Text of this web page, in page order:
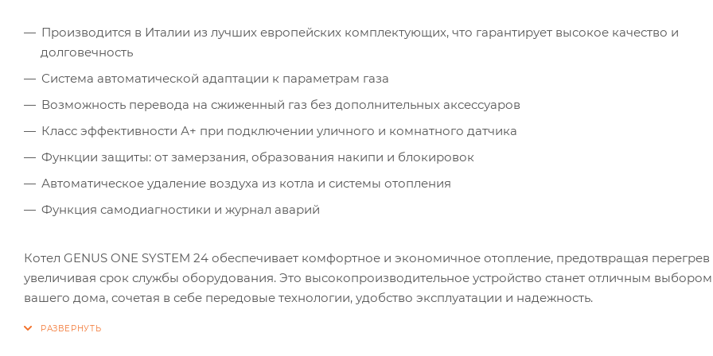
Производится в Италии из лучших европейских комплектующих, что гарантирует высокое качество и
долговечность
Система автоматической адаптации к параметрам газа
Возможность перевода на сжиженный газ без дополнительных аксессуаров
Класс эффективности А+ при подключении уличного и комнатного датчика
Функции защиты: от замерзания, образования накипи и блокировок
Автоматическое удаление воздуха из котла и системы отопления
Функция самодиагностики и журнал аварий
Котел GENUS ONE SYSTEM 24 обеспечивает комфортное и экономичное отопление, предотвращая перегрев
увеличивая срок службы оборудования. Это высокопроизводительное устройство станет отличным
вашего дома, сочетая в себе передовые технологии, удобство эксплуатации и надежность.